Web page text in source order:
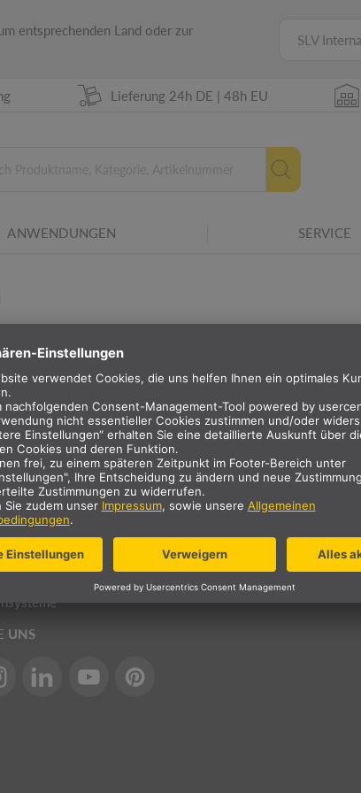
entsprechenden Land oder zur
SLV
Lieferung 24h DE | 48h EU
ANWENDUNGEN SERVICE
ANWENDUNGEN
Zuhause
Büro
Hotel
Außenbereich
UNS